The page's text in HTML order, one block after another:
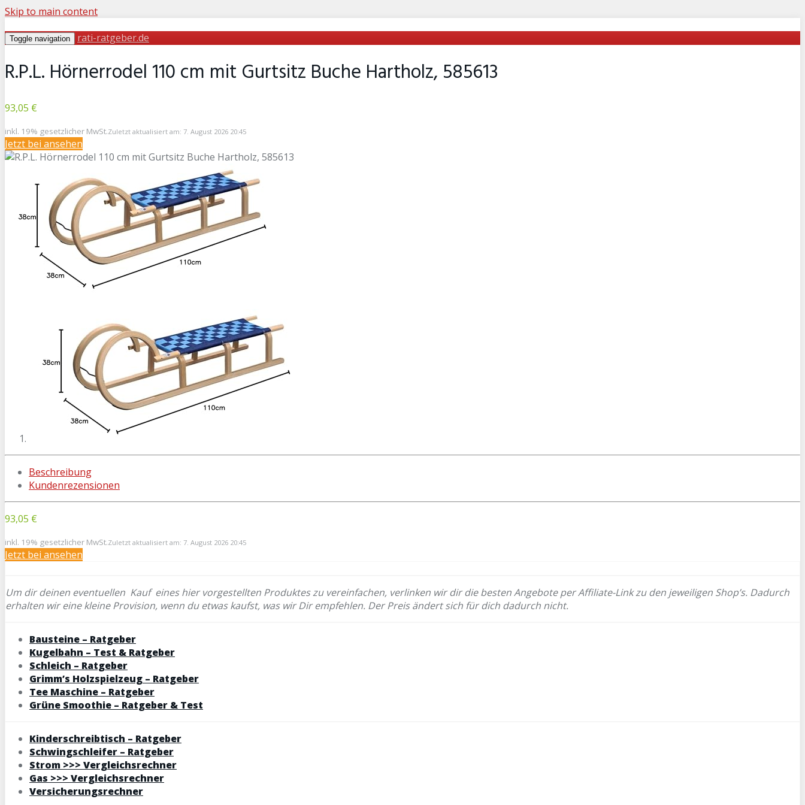
Skip to main content
Toggle navigation rati-ratgeber.de
R.P.L. Hörnerrodel 110 cm mit Gurtsitz Buche Hartholz, 585613
93,05 €
inkl. 19% gesetzlicher MwSt.Zuletzt aktualisiert am: 7. August 2026 20:45
Jetzt bei ansehen
Beschreibung
Kundenrezensionen
93,05 €
inkl. 19% gesetzlicher MwSt.Zuletzt aktualisiert am: 7. August 2026 20:45
Jetzt bei ansehen
Um dir deinen eventuellen Kauf eines hier vorgestellten Produktes zu vereinfachen, verlinken wir dir die besten Angebote per Affiliate-Link zu den jeweiligen Shop’s. Dadurch
erhalten wir eine kleine Provision, wenn du etwas kaufst, was wir Dir empfehlen. Der Preis ändert sich für dich dadurch nicht.
Bausteine – Ratgeber
Kugelbahn – Test & Ratgeber
Schleich – Ratgeber
Grimm’s Holzspielzeug – Ratgeber
Tee Maschine – Ratgeber
Grüne Smoothie – Ratgeber & Test
Kinderschreibtisch – Ratgeber
Schwingschleifer – Ratgeber
Strom >>> Vergleichsrechner
Gas >>> Vergleichsrechner
Versicherungsrechner